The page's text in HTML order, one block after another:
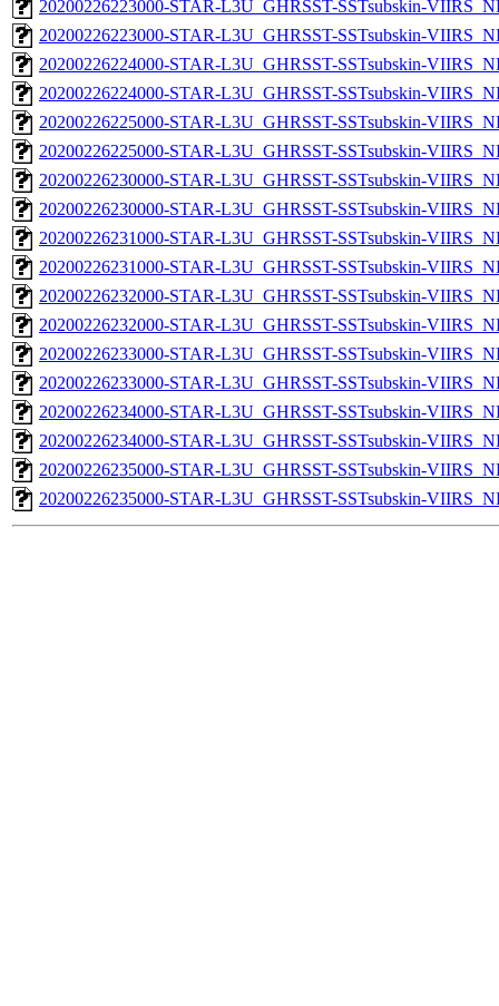
20200226223000-STAR-L3U_GHRSST-SSTsubskin-
20200226223000-STAR-L3U_GHRSST-SSTsubskin-
20200226224000-STAR-L3U_GHRSST-SSTsubskin-
20200226224000-STAR-L3U_GHRSST-SSTsubskin-
20200226225000-STAR-L3U_GHRSST-SSTsubskin-
20200226225000-STAR-L3U_GHRSST-SSTsubskin-
20200226230000-STAR-L3U_GHRSST-SSTsubskin-
20200226230000-STAR-L3U_GHRSST-SSTsubskin-
20200226231000-STAR-L3U_GHRSST-SSTsubskin-
20200226231000-STAR-L3U_GHRSST-SSTsubskin-
20200226232000-STAR-L3U_GHRSST-SSTsubskin-
20200226232000-STAR-L3U_GHRSST-SSTsubskin-
20200226233000-STAR-L3U_GHRSST-SSTsubskin-
20200226233000-STAR-L3U_GHRSST-SSTsubskin-
20200226234000-STAR-L3U_GHRSST-SSTsubskin-
20200226234000-STAR-L3U_GHRSST-SSTsubskin-
20200226235000-STAR-L3U_GHRSST-SSTsubskin-
20200226235000-STAR-L3U_GHRSST-SSTsubskin-